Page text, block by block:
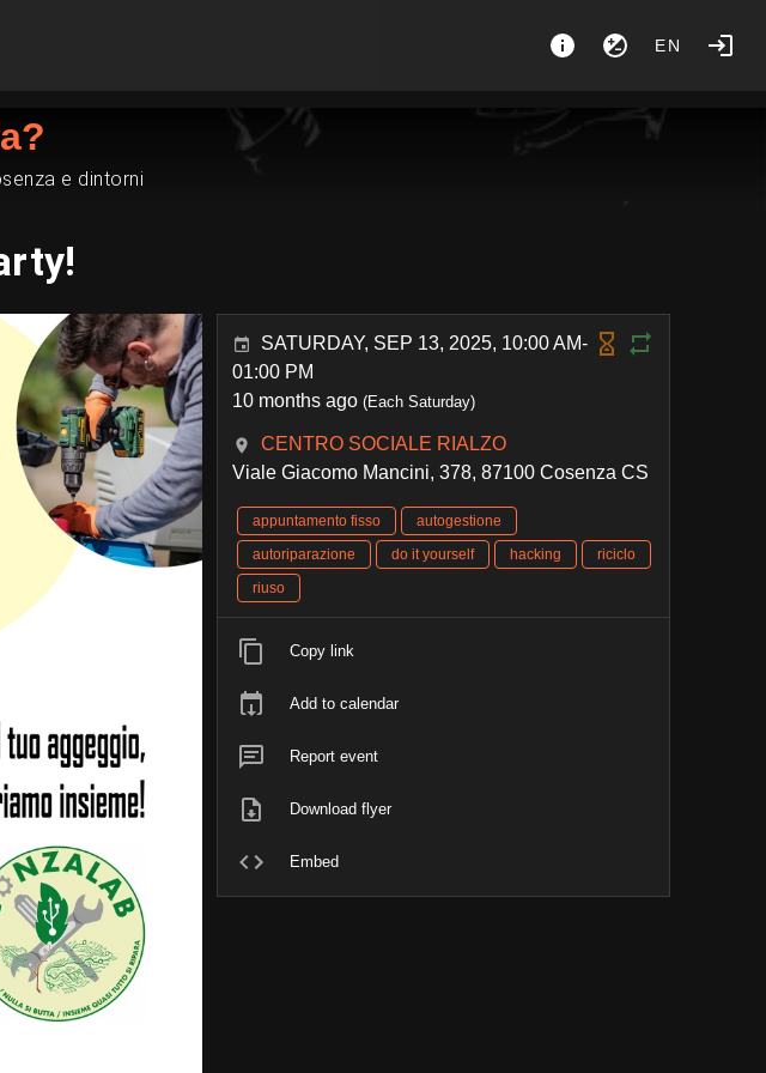
EN
e dintorni
SATURDAY, SEP 13, 2025, 10:00 AM-
01:00 PM
10 months ago (Each Saturday)
CENTRO SOCIALE RIALZO
Viale Giacomo Mancini, 378, 87100 Cosenza CS
appuntamento fisso
autogestione
autoriparazione
do it yourself hacking
riciclo
riuso
Copy link
Add to calendar
Report event
Download flyer
Embed